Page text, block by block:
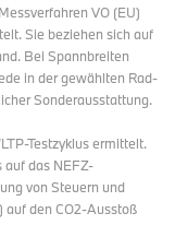
R 18 100 Years
Chrom. Die als
etablierte
Handarmaturen,
Bremssätteln,
Blenden der
VO (EU)
Sie beziehen sich auf
Bei Spannbreiten
in der gewählten Rad-
Sonderausstattung.
Testzyklus ermittelt.
das NEFZ-
von Steuern und
auf den CO2-Ausstoß